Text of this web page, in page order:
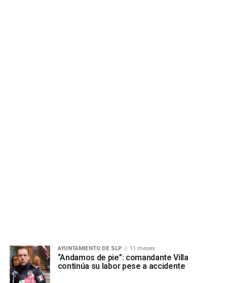
AYUNTAMIENTO DE SLP 11 meses
“Andamos de pie”: comandante Villa
continúa su labor pese a accidente